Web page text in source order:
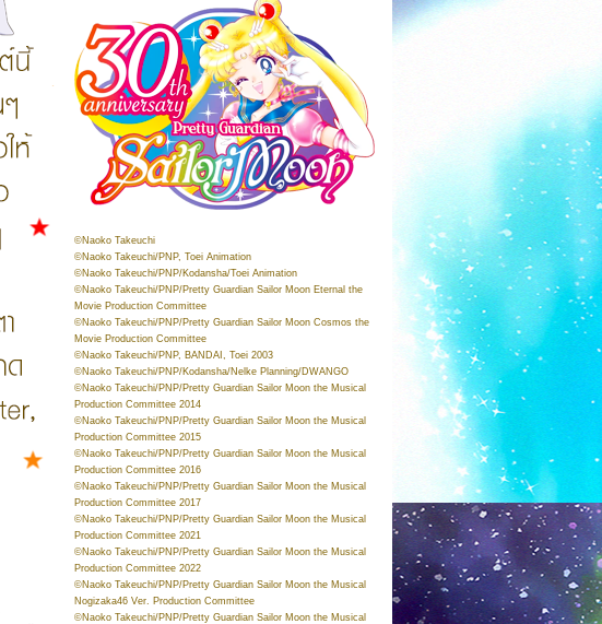
©Naoko Takeuchi
©Naoko Takeuchi/PNP, Toei Animation
©Naoko Takeuchi/PNP/Kodansha/Toei Animation
©Naoko Takeuchi/PNP/Pretty Guardian Sailor Moon Eternal the
Movie Production Committee
©Naoko Takeuchi/PNP/Pretty Guardian Sailor Moon Cosmos the
Movie Production Committee
©Naoko Takeuchi/PNP, BANDAI, Toei 2003
©Naoko Takeuchi/PNP/Kodansha/Nelke Planning/DWANGO
©Naoko Takeuchi/PNP/Pretty Guardian Sailor Moon the Musical
Production Committee 2014
©Naoko Takeuchi/PNP/Pretty Guardian Sailor Moon the Musical
Production Committee 2015
©Naoko Takeuchi/PNP/Pretty Guardian Sailor Moon the Musical
Production Committee 2016
©Naoko Takeuchi/PNP/Pretty Guardian Sailor Moon the Musical
Production Committee 2017
©Naoko Takeuchi/PNP/Pretty Guardian Sailor Moon the Musical
Production Committee 2021
©Naoko Takeuchi/PNP/Pretty Guardian Sailor Moon the Musical
Production Committee 2022
©Naoko Takeuchi/PNP/Pretty Guardian Sailor Moon the Musical
Nogizaka46 Ver. Production Committee
©Naoko Takeuchi/PNP/Pretty Guardian Sailor Moon the Musical